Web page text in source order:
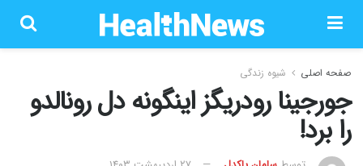
صفحه اصلی شیوه زندگی
جورجینا رودریگز اینگونه دل رونالدو
را برد!